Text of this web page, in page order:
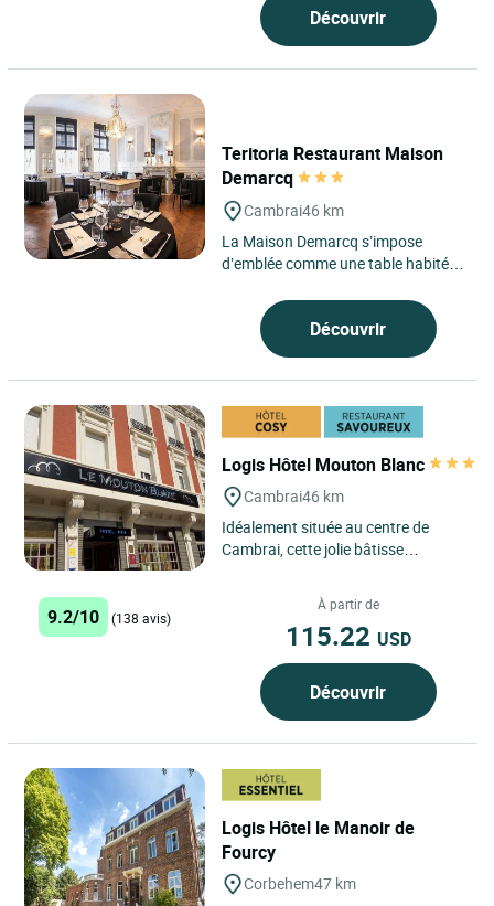
Découvrir
Teritoria Restaurant Maison
Demarcq
Cambrai46 km
La Maison Demarcq s’impose
d’emblée comme une table habitée,
moins d’une heure...
Découvrir
Logis Hôtel Mouton Blanc
Cambrai46 km
Idéalement située au centre de
Cambrai, cette jolie bâtisse
dans la tradition familiale...
9.2/10 (138 avis)
À partir de
115.22 USD
Découvrir
Logis Hôtel le Manoir de
Fourcy
Corbehem47 km